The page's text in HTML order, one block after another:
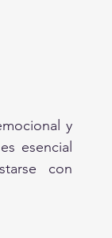
y
esencial
con